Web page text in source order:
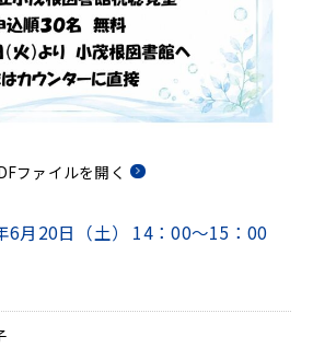
ファイルを開く
6月20日（土） 14：00～15：00